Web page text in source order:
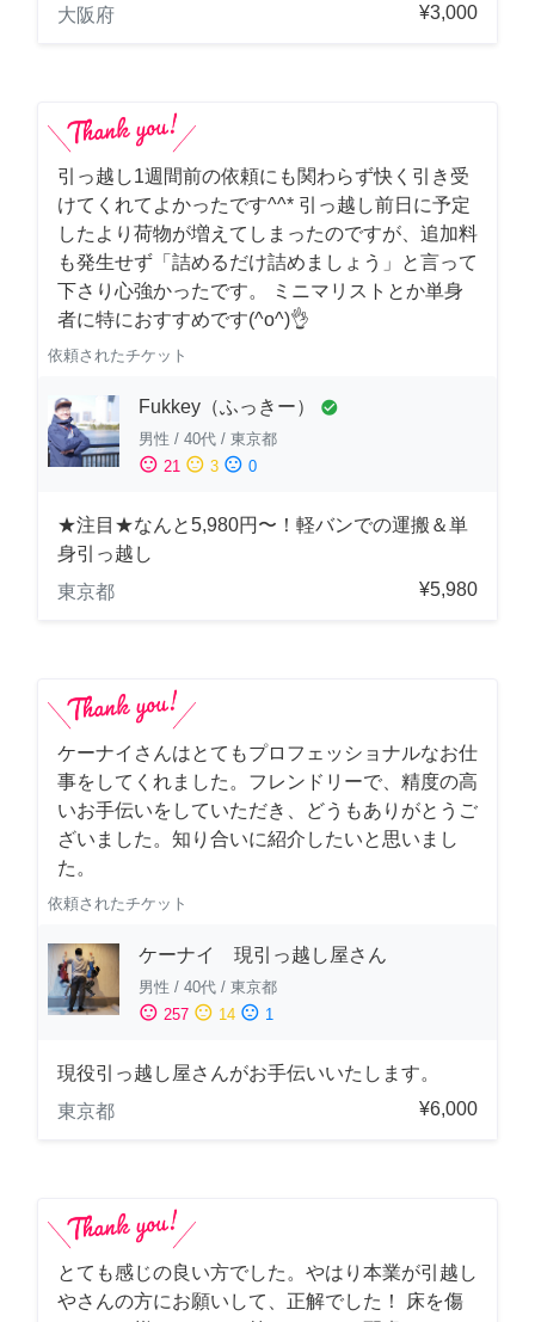
大阪府
¥3,000
引っ越し1週間前の依頼にも関わらず快く引き受
けてくれてよかったです^^* 引っ越し前日に予定
したより荷物が増えてしまったのですが、追加料
も発生せず「詰めるだけ詰めましょう」と言って
下さり心強かったです。 ミニマリストとか単身
者に特におすすめです(^o^)👌
依頼されたチケット
Fukkey（ふっきー） check_circle
男性 / 40代 / 東京都
sentiment_satisfied 21 sentiment_neutral 3 sentiment_dissatisfied 0
★注目★なんと5,980円〜！軽バンでの運搬＆単
身引っ越し
東京都
¥5,980
ケーナイさんはとてもプロフェッショナルなお仕
事をしてくれました。フレンドリーで、精度の高
いお手伝いをしていただき、どうもありがとうご
ざいました。知り合いに紹介したいと思いまし
た。
依頼されたチケット
ケーナイ 現引っ越し屋さん
男性 / 40代 / 東京都
sentiment_satisfied 257 sentiment_neutral 14 sentiment_dissatisfied 1
現役引っ越し屋さんがお手伝いいたします。
東京都
¥6,000
とても感じの良い方でした。やはり本業が引越し
やさんの方にお願いして、正解でした！ 床を傷